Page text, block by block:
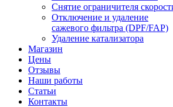
Снятие ограничителя
Отключение и удаление
сажевого фильтра (DPF/FAP)
Удаление катализатора
Магазин
Цены
Отзывы
Наши работы
Статьи
Контакты